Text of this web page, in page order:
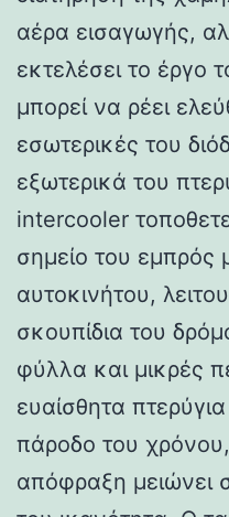
αέρα εισαγωγής,
εκτελέσει το έργο
μπορεί να ρέει
εσωτερικές του
εξωτερικά του
intercooler
σημείο του εμπρός
αυτοκινήτου,
σκουπίδια του
φύλλα και μικρές
ευαίσθητα
πάροδο του
απόφραξη μειώνει